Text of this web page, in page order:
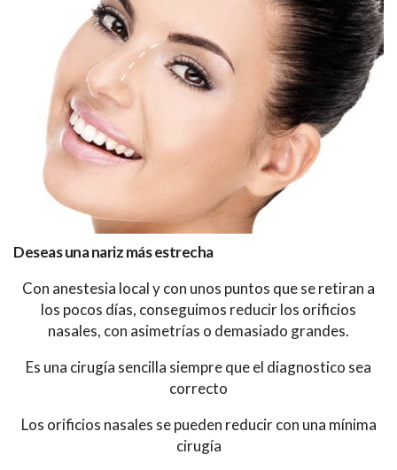
Deseas una nariz más estrecha
Con anestesia local y con unos puntos que se retiran a
los pocos días, conseguimos reducir los orificios
nasales, con asimetrías o demasiado grandes.
Es una cirugía sencilla siempre que el diagnostico sea
correcto
Los orificios nasales se pueden reducir con una mínima
cirugía